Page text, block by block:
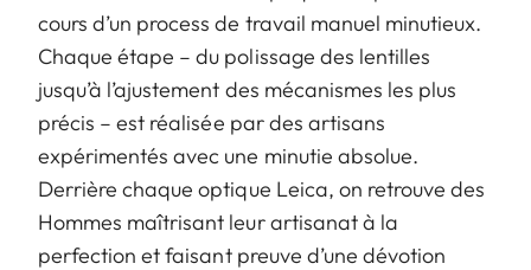
cours d’un process de travail manuel minutieux.
Chaque étape – du polissage des lentilles
jusqu’à l’ajustement des mécanismes les plus
précis – est réalisée par des artisans
expérimentés avec une minutie absolue.
Derrière chaque optique Leica, on retrouve des
Hommes maîtrisant leur artisanat à la
perfection et faisant preuve d’une dévotion